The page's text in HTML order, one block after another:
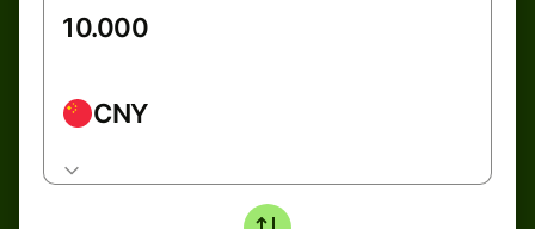
CNY